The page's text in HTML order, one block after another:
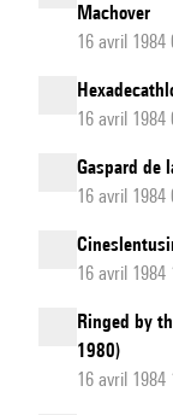
Machover
16 avril 1984
16 avril 1984
Gaspard de
16 avril 1984
16 avril 1984
Ringed by
1980)
16 avril 1984